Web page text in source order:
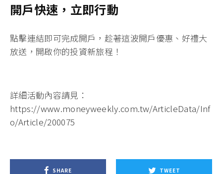
開戶快速，立即行動
點擊連結即可完成開戶 ，趁著這波開戶優惠、好禮大
放送，開啟你的投資新旅程！
詳細活動內容請見：
https://www.moneyweekly.com.tw/ArticleData/Inf
o/Article/200075
SHARE TWEET